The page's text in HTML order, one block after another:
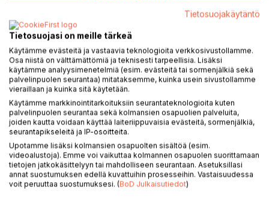
Lisää muistilistalle
Arvostele tuote
KUVAUS
Tosikertomus vie lukijansa keskelle jännittäviä hetkiä. Kirja
on Opiskelijan uskontunnustus -kirjan jatko-osa.
Kirjassa esiintyvien henkilöiden nimet on muutettu
Tietosuojakäytäntö
Tietosuojasi on meille tärkeä
Käytämme evästeitä ja vastaavia teknologioita verkkosivustollamme.
Osa niistä on välttämättömiä ja teknisesti tarpeellisia. Lisäksi
käytämme analyysimenetelmiä (esim. evästeitä tai sormenjälkiä sekä
palvelinpuolen seurantaa) mitataksemme, kuinka usein sivustollamme
vieraillaan ja kuinka sitä käytetään.
Käytämme markkinointitarkoituksiin seurantateknologioita kuten
palvelinpuolen seurantaa sekä kolmansien osapuolien palveluita,
joiden kautta voidaan käyttää laiteriippuvaisia evästeitä, sormenjälkiä,
seurantapikseleitä ja IP-osoitteita.
Upotamme lisäksi kolmansien osapuolten sisältöä (esim.
videoalustoja). Emme voi vaikuttaa kolmannen osapuolen suorittamaan
tietojen jatkokäsittelyyn tai mahdolliseen seurantaan. Asetuksillasi
annat suostumuksen edellä kuvattuihin prosesseihin. Vastaisuudessa
voit peruuttaa suostumuksesi. (BoD Julkaisutiedot)